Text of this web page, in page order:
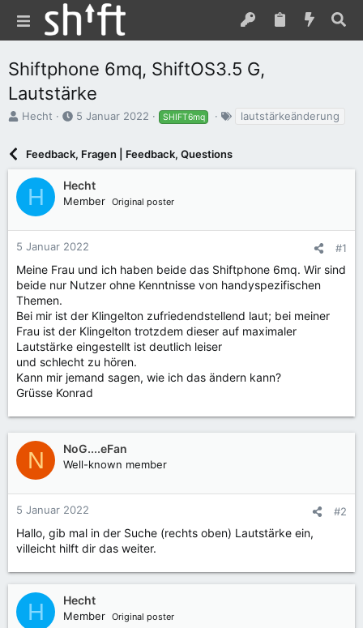
Shiftphone 6mq, ShiftOS3.5 G,
Lautstärke
E
e
l
e
r
Hecht
E
t
e
l
l
a
m
5 Januar 2022 SHIFT6mq
a
r
lautstärkeänderung
Feedback, Fragen | Feedback, Questions
H Hecht
Member Original poster
5 Januar 2022 #1
Meine Frau und ich haben beide das Shiftphone 6mq. Wir sind
beide nur Nutzer ohne Kenntnisse von handyspezifischen
Themen.
Bei mir ist der Klingelton zufriedendstellend laut; bei meiner
Frau ist der Klingelton trotzdem dieser auf maximaler
Lautstärke eingestellt ist deutlich leiser
und schlecht zu hören.
Kann mir jemand sagen, wie ich das ändern kann?
Grüsse Konrad
N NoG....eFan
Well-known member
5 Januar 2022 #2
Hallo, gib mal in der Suche (rechts oben) Lautstärke ein,
villeicht hilft dir das weiter.
H Hecht
Member Original poster